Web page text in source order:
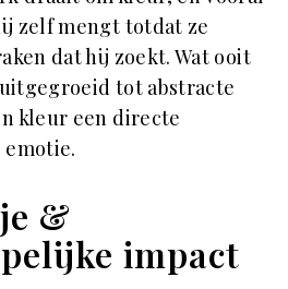
zelf mengt totdat ze
dat hij zoekt. Wat ooit
tot abstracte
kleur een directe
&
impact